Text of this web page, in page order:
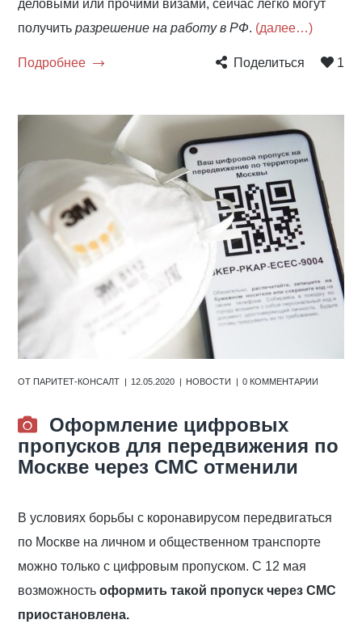
деловыми или прочими визами, сейчас легко могут
получитьразрешение на работу в РФ. (далее…)
Подробнее Поделиться 1
ОТПАРИТЕТ-КОНСАЛТ 12.05.2020 НОВОСТИ 0 КОММЕНТАРИИ
Оформление цифровых
пропусков для передвижения по
Москве через СМС отменили
В условиях борьбы с коронавирусом передвигаться
по Москве на личном и общественном транспорте
можно только с цифровым пропуском. С 12 мая
возможностьоформить такой пропуск через СМС
приостановлена.